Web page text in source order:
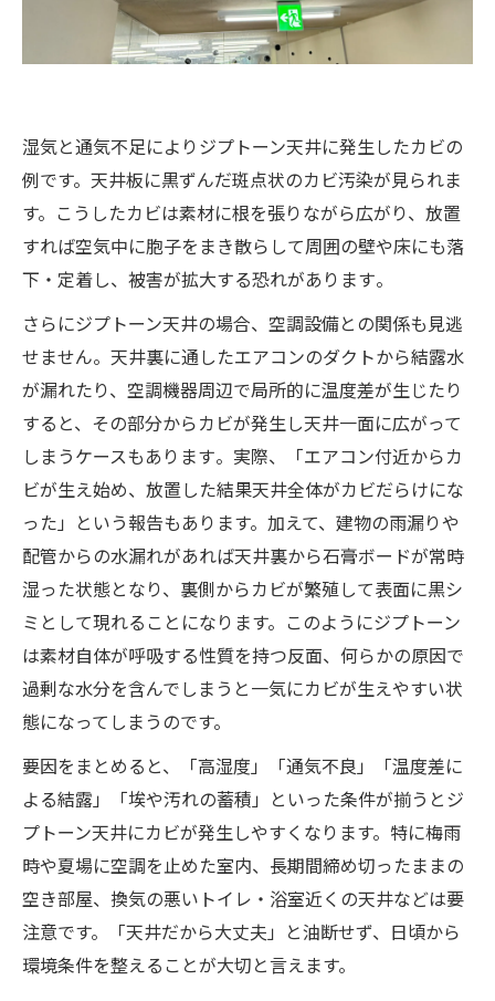
湿気と通気不足によりジプトーン天井に発生したカビの
例です。天井板に黒ずんだ斑点状のカビ汚染が見られま
す。こうしたカビは素材に根を張りながら広がり、放置
すれば空気中に胞子をまき散らして周囲の壁や床にも落
下・定着し、被害が拡大する恐れがあります​。
さらにジプトーン天井の場合、空調設備との関係も見逃
せません。天井裏に通したエアコンのダクトから結露水
が漏れたり、空調機器周辺で局所的に温度差が生じたり
すると、その部分からカビが発生し天井一面に広がって
しまうケースもあります​。実際、「エアコン付近からカ
ビが生え始め、放置した結果天井全体がカビだらけにな
った」という報告もあります。加えて、建物の雨漏りや
配管からの水漏れがあれば天井裏から石膏ボードが常時
湿った状態となり、裏側からカビが繁殖して表面に黒シ
ミとして現れることになります。このようにジプトーン
は素材自体が呼吸する性質を持つ反面、何らかの原因で
過剰な水分を含んでしまうと一気にカビが生えやすい状
態になってしまうのです。
要因をまとめると、「高湿度」「通気不良」「温度差に
よる結露」「埃や汚れの蓄積」といった条件が揃うとジ
プトーン天井にカビが発生しやすくなります。特に梅雨
時や夏場に空調を止めた室内、長期間締め切ったままの
空き部屋、換気の悪いトイレ・浴室近くの天井などは要
注意です。「天井だから大丈夫」と油断せず、日頃から
環境条件を整えることが大切と言えます。